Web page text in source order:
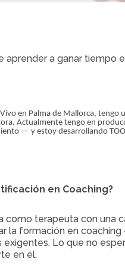
aprender a ganar tiempo
en Palma de Mallorca,
Actualmente tengo en
— y estoy desarrollando
en Coaching?
como terapeuta con una
la formación en
Lo que no
en él.